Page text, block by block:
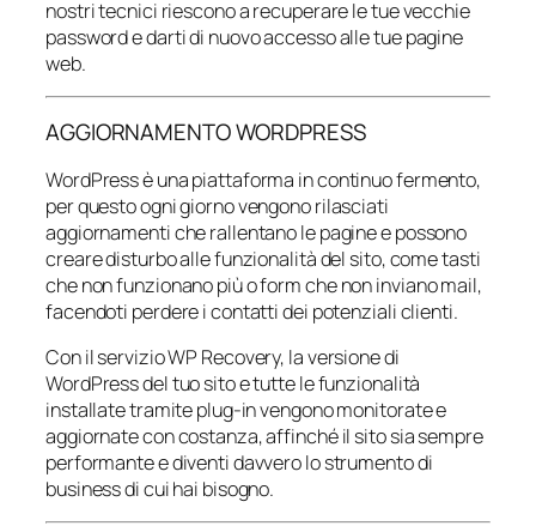
nostri tecnici riescono a recuperare le tue vecchie
password e darti di nuovo accesso alle tue pagine
web.
AGGIORNAMENTO WORDPRESS
WordPress è una piattaforma in continuo fermento,
per questo ogni giorno vengono rilasciati
aggiornamenti che rallentano le pagine e possono
creare disturbo alle funzionalità del sito, come tasti
che non funzionano più o form che non inviano mail,
facendoti perdere i contatti dei potenziali clienti.
Con il servizio WP Recovery, la versione di
WordPress del tuo sito e tutte le funzionalità
installate tramite plug-in vengono monitorate e
aggiornate con costanza, affinché il sito sia sempre
performante e diventi davvero lo strumento di
business di cui hai bisogno.